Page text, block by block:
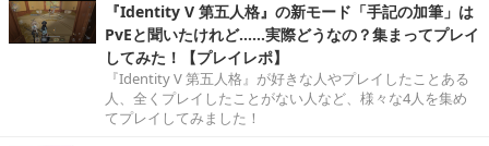
『Identity V 第五人格』の新モード「手記の加筆」は
PvEと聞いたけれど……実際どうなの？集まってプレイ
してみた！【プレイレポ】
『Identity V 第五人格』が好きな人やプレイしたことある
人、全くプレイしたことがない人など、様々な4人を集め
てプレイしてみました！